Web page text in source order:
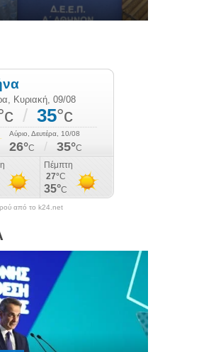
από το k24.net